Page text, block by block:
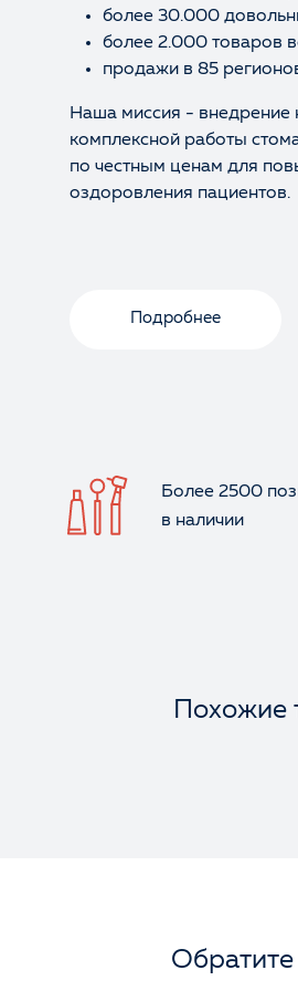
более 30.000
более 2.000 товаров
продажи в 85
Наша миссия - внедрение
комплексной работы
по честным ценам для
оздоровления пациентов.
Подробнее
Более 2500
в наличии
Похожие